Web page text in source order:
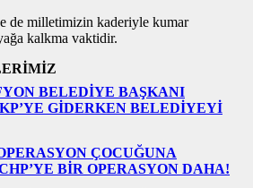
de milletimizin kaderiyle kumar
kalkma vaktidir.
BELEDİYE BAŞKANI
GİDERKEN BELEDİYEYİ
ÇOCUĞUNA
BİR OPERASYON DAHA!